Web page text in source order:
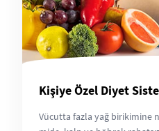
Kişiye Özel Diyet
Vücutta fazla yağ birikimine